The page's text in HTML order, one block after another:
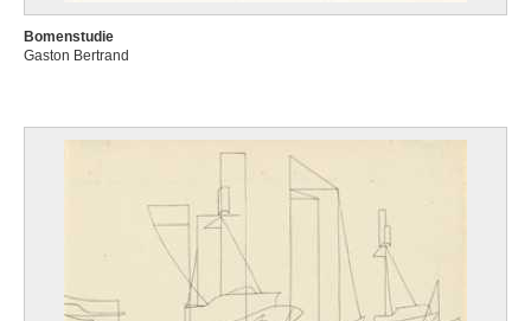
Bomenstudie
Gaston Bertrand